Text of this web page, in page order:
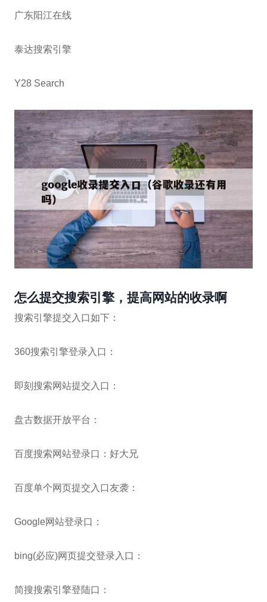
广东阳江在线
泰达搜索引擎
Y28 Search
怎么提交搜索引擎，提高网站的收录啊
搜索引擎提交入口如下：
360搜索引擎登录入口：
即刻搜索网站提交入口：
盘古数据开放平台：
百度搜索网站登录口：好大兄
百度单个网页提交入口友袭：
Google网站登录口：
bing(必应)网页提交登录入口：
简搜搜索引擎登陆口：